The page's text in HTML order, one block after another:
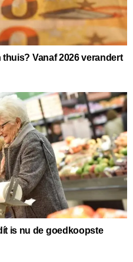
Vanaf 2026 verandert
is nu de goedkoopste